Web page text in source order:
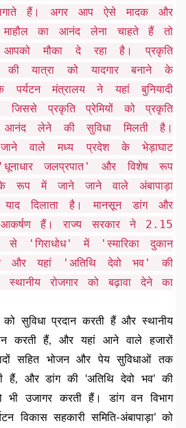
हैं। अगर आप ऐसे मादक और
का आनंद लेना चाहते हैं तो
आपको मौका दे रहा है। प्रकृति
यात्रा को यादगार बनाने के
मंत्रालय ने यहां बुनियादी
जिससे प्रकृति प्रेमियों को प्रकृति
लेने की सुविधा मिलती है।
वाले मध्य प्रदेश के भेड़ाघाट
जलप्रपात' और विशेष रूप
रूप में जाने जाने वाले अंबापाड़ा
दिलाता है। मानसून डांग और
आकर्षण हैं। राज्य सरकार ने 2.15
'गिराधोध' में 'स्मारिका दुकान
और यहां 'अतिथि देवो भव' की
रोजगार को बढ़ावा देने का
सुविधा प्रदान करती हैं और स्थानीय
करती हैं, और यहां आने वाले हजारों
सहित भोजन और पेय सुविधाओं तक
हैं, और डांग की ‘अतिथि देवो भव’ की
उजागर करती हैं। डांग वन विभाग
विकास सहकारी समिति-अंबापाड़ा’ को